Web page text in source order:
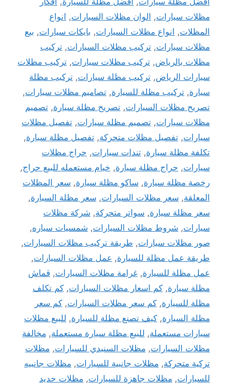
مظلات سيارات, الوان مظلات السيارات, انواع
المظلات, انواع مظلات السيارات, بايكات سيارات, بيع
مظلات سيارات, تركيب مظلات السيارات, تركيب
مظلات بالرياض, تركيب مظلات سيارات, تركيب مظلات
سيارات الرياض, تركيب مظلة سيارات, تركيب مظلة
سيارة, تركيب مظلة للسيارة, تصاميم مظلات سيارات,
تصريح مظلات السيارات, تصريح مظلة سيارة, تصميم
مظلات سيارات, تصميم مظلة سيارات, تفصيل مظلات
سيارات, تفصيل مظلات متحركة, تفصيل مظلة سيارة,
تكلفة مظلة سيارة, تندات سيارات, حراج مظلات
سيارات, حراج مظلة سيارة, خيام مستعمله للبيع حراج,
رخصة مظلة سيارة, ساكو مظلة سيارة, سعر المظلات
المعلقة, سعر مظلات السيارات, سعر مظلة السيارة,
سعر مظلة سيارة, سواتر متحركة, شركة مظلات
سيارات, شروط مظلات السيارات, شمسيات سياره,
صور مظلات سيارات, طريقة تركيب مظلات السيارات,
طريقة عمل مظلة للسيارة, عمل مظلات السيارات,
عمل مظلة للسيارة, غرامة مظلات السيارات, قماش
مظلة سيارة, كم اسعار مظلات السيارات, كم تكلف
مظلة للسيارة, كم سعر مظلات السيارات, كم سعر
مظلة السيارة, كيف تصنع مظلة للسيارة, للبيع مظلات
سيارات مستعملة, للبيع مظلة سيارة مستعملة, مخالفة
مظلات السيارات, مظلات السنيدي للسيارات, مظلات
تركية متحركة, مظلات جانبية للسيارات, مظلات جانبيه
للسيارات, مظلات جاهزة للسيارات, مظلات حديد